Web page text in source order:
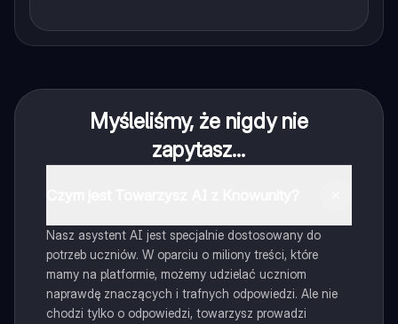
Myśleliśmy, że nigdy nie
zapytasz...
Nasz asystent AI jest specjalnie dostosowany do
potrzeb uczniów. W oparciu o miliony treści, które
mamy na platformie, możemy udzielać uczniom
naprawdę znaczących i trafnych odpowiedzi. Ale nie
chodzi tylko o odpowiedzi, towarzysz prowadzi